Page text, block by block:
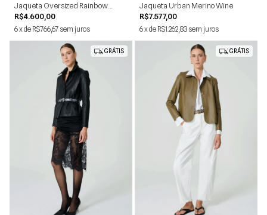
Jaqueta Oversized Rainbow
Marrom Estonado
R$4.600,00
6xde R$766,67 sem juros
Jaqueta Urban Merino Wine
R$7.577,00
6xde R$1.262,83 sem juros
GRÁTIS
PP
GRÁTIS
PP